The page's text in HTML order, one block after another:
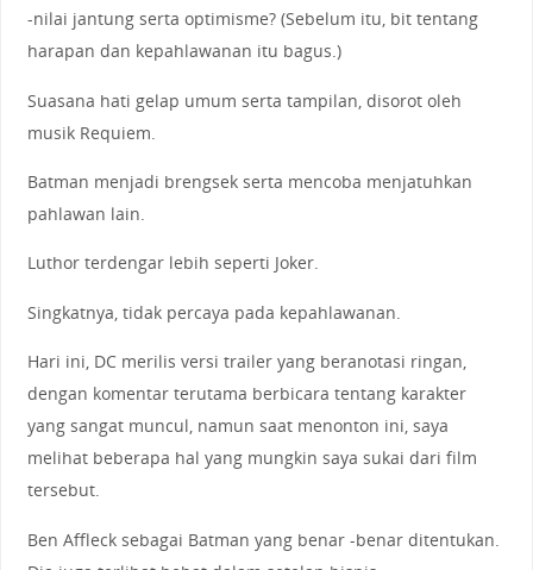
-nilai jantung serta optimisme? (Sebelum itu, bit tentang
harapan dan kepahlawanan itu bagus.)
Suasana hati gelap umum serta tampilan, disorot oleh
musik Requiem.
Batman menjadi brengsek serta mencoba menjatuhkan
pahlawan lain.
Luthor terdengar lebih seperti Joker.
Singkatnya, tidak percaya pada kepahlawanan.
Hari ini, DC merilis versi trailer yang beranotasi ringan,
dengan komentar terutama berbicara tentang karakter
yang sangat muncul, namun saat menonton ini, saya
melihat beberapa hal yang mungkin saya sukai dari film
tersebut.
Ben Affleck sebagai Batman yang benar -benar ditentukan.